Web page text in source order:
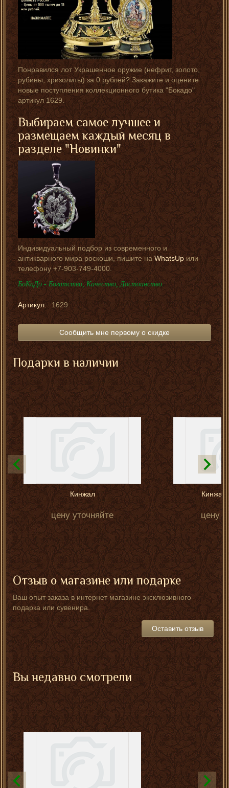
Понравился лот Украшенное оружие (нефрит, золото,
рубины, хризолиты) за 0 рублей? Закажите и оцените
новые поступления коллекционного бутика "Бокадо"
артикул 1629.
Выбираем самое лучшее и
размещаем каждый месяц в
разделе "Новинки"
Индивидуальный подбор из современного и
антикварного мира роскоши, пишите наWhatsUpили
телефону +7-903-749-4000.
БоКаДо - Богатство, Качество, Достоинство.
Артикул: 1629
Сообщить мне первому о скидке
Подарки в наличии
Кинжал
цену уточняйте
Кинжал
цену
Отзыв о магазине или подарке
Ваш опыт заказа в интернет магазине эксклюзивного
подарка или сувенира.
Оставить отзыв
Вы недавно смотрели